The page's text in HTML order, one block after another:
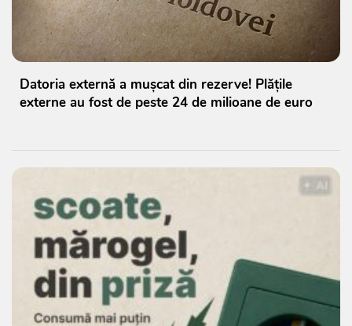
Datoria externă a mușcat din rezerve! Plățile
externe au fost de peste 24 de milioane de euro